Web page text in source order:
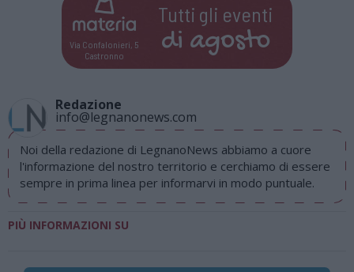
Via Confalonieri, 5
Castronno
Tutti gli eventi
di agosto
Redazione
info@legnanonews.com
Noi della redazione di LegnanoNews abbiamo a cuore
l'informazione del nostro territorio e cerchiamo di essere
sempre in prima linea per informarvi in modo puntuale.
PIÙ INFORMAZIONI SU